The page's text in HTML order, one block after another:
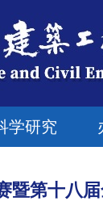
学研究
暨第十八